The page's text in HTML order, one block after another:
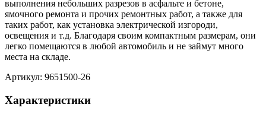
выполнения небольших разрезов в асфальте и бетоне,
ямочного ремонта и прочих ремонтных работ, а также для
таких работ, как установка электрической изгороди,
освещения и т.д. Благодаря своим компактным размерам, они
легко помещаются в любой автомобиль и не займут много
места на складе.
Артикул: 9651500-26
Характеристики